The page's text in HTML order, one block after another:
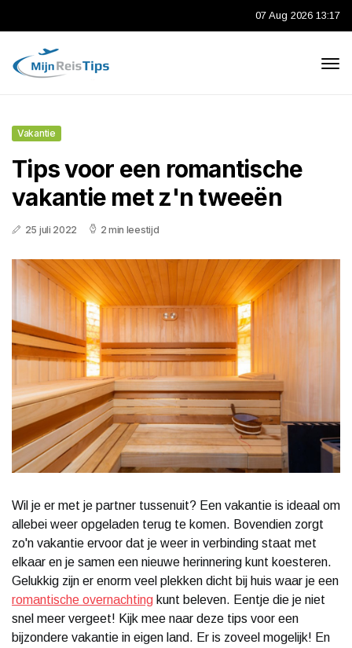
07 Aug 2026 13:17
Vakantie
Tips voor een romantische
vakantie met z'n tweeën
25 juli 2022 2 min leestijd
Wil je er met je partner tussenuit? Een vakantie is ideaal om
allebei weer opgeladen terug te komen. Bovendien zorgt
zo'n vakantie ervoor dat je weer in verbinding staat met
elkaar en je samen een nieuwe herinnering kunt koesteren.
Gelukkig zijn er enorm veel plekken dicht bij huis waar je een
romantische overnachting kunt beleven. Eentje die je niet
snel meer vergeet! Kijk mee naar deze tips voor een
bijzondere vakantie in eigen land. Er is zoveel mogelijk! En